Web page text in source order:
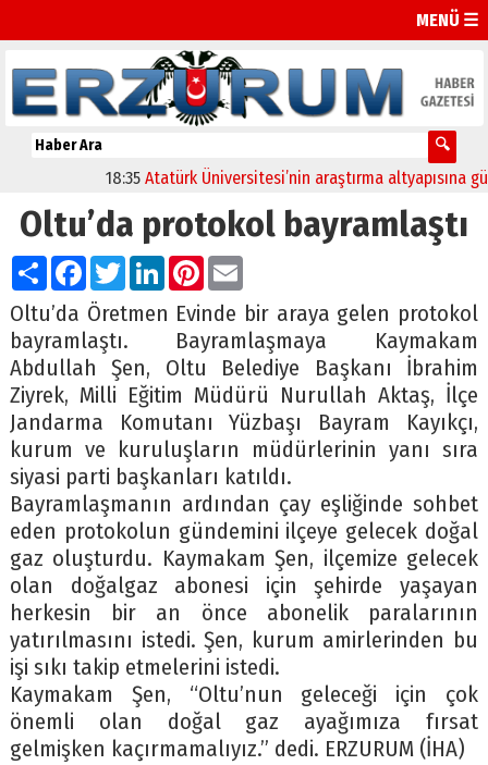
MENÜ ☰
18:35 Atatürk Üniversitesi’nin araştırma altyapısına güçlü
Oltu’da protokol bayramlaştı
PaylaşFacebook
TwitterLinkedIn
Pinterest
Email
Oltu’da Öretmen Evinde bir araya gelen protokol
bayramlaştı. Bayramlaşmaya Kaymakam
Abdullah Şen, Oltu Belediye Başkanı İbrahim
Ziyrek, Milli Eğitim Müdürü Nurullah Aktaş, İlçe
Jandarma Komutanı Yüzbaşı Bayram Kayıkçı,
kurum ve kuruluşların müdürlerinin yanı sıra
siyasi parti başkanları katıldı.
Bayramlaşmanın ardından çay eşliğinde sohbet
eden protokolun gündemini ilçeye gelecek doğal
gaz oluşturdu. Kaymakam Şen, ilçemize gelecek
olan doğalgaz abonesi için şehirde yaşayan
herkesin bir an önce abonelik paralarının
yatırılmasını istedi. Şen, kurum amirlerinden bu
işi sıkı takip etmelerini istedi.
Kaymakam Şen, “Oltu’nun geleceği için çok
önemli olan doğal gaz ayağımıza fırsat
gelmişken kaçırmamalıyız.” dedi. ERZURUM (İHA)